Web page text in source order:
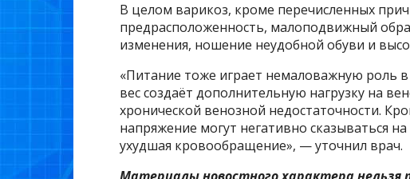
В целом варикоз, кроме перечисленных
предрасположенность, малоподвижный
изменения, ношение неудобной обуви и
«Питание тоже играет немаловажную роль
вес создаёт дополнительную нагрузку на
хронической венозной недостаточности.
напряжение могут негативно сказываться
ухудшая кровообращение», — уточнил врач.